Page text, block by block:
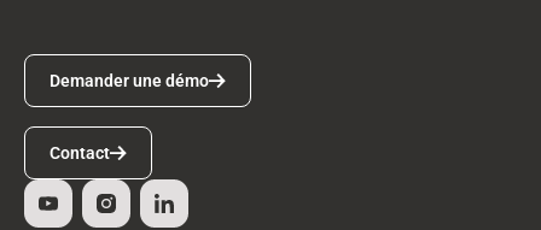
Demander une démo
Demander une démo
Contact
Contact